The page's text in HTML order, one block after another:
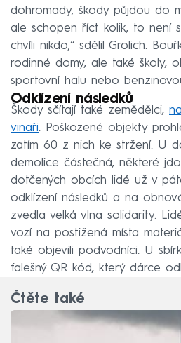
dohromady, škody půjdou do
ale schopen říct kolik, to není
chvíli nikdo,“ sdělil Grolich.
rodinné domy, ale také školy,
sportovní halu nebo
Odklízení následků
Škody sčítají také zemědělci,
vinaři. Poškozené objekty
zatím 60 z nich ke stržení. U
demolice částečná, některé
dotčených obcích lidé už v
odklízení následků a na
zvedla velká vlna solidarity.
vozí na postižená místa
také objevili podvodníci. U
falešný QR kód, který dárce
Čtěte také